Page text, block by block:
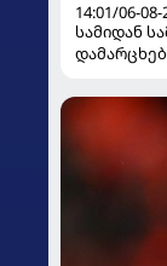
14:01/06-08-
სამიდან